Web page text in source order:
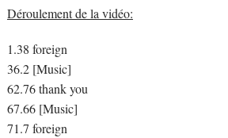
Déroulement de la vidéo:
1.38 foreign
36.2 [Music]
62.76 thank you
67.66 [Music]
71.7 foreign